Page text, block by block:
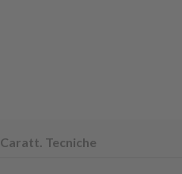
Caratt. Tecniche